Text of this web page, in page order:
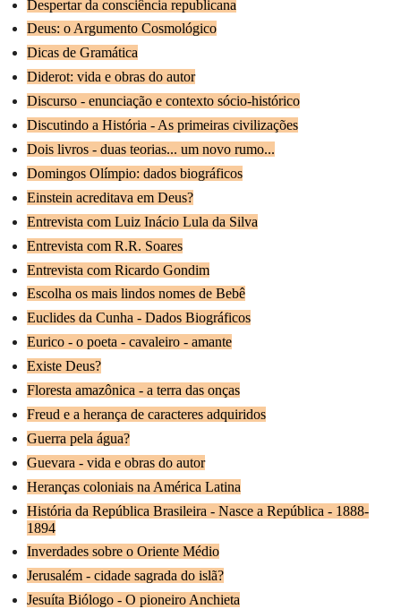
Despertar da consciência republicana
Deus: o Argumento Cosmológico
Dicas de Gramática
Diderot: vida e obras do autor
Discurso - enunciação e contexto sócio-histórico
Discutindo a História - As primeiras civilizações
Dois livros - duas teorias... um novo rumo...
Domingos Olímpio: dados biográficos
Einstein acreditava em Deus?
Entrevista com Luiz Inácio Lula da Silva
Entrevista com R.R. Soares
Entrevista com Ricardo Gondim
Escolha os mais lindos nomes de Bebê
Euclides da Cunha - Dados Biográficos
Eurico - o poeta - cavaleiro - amante
Existe Deus?
Floresta amazônica - a terra das onças
Freud e a herança de caracteres adquiridos
Guerra pela água?
Guevara - vida e obras do autor
Heranças coloniais na América Latina
História da República Brasileira - Nasce a República - 1888-
1894
Inverdades sobre o Oriente Médio
Jerusalém - cidade sagrada do islã?
Jesuíta Biólogo - O pioneiro Anchieta